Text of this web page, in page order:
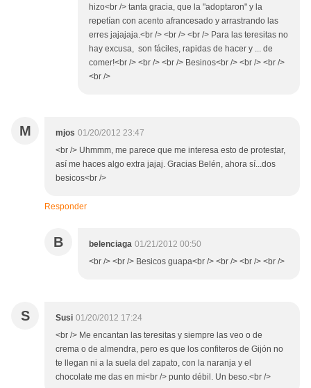
hizo<br /> tanta gracia, que la "adoptaron" y la
repetían con acento afrancesado y arrastrando las
erres jajajaja.<br /> <br /> <br /> Para las teresitas no
hay excusa, son fáciles, rapidas de hacer y ... de
comer!<br /> <br /> <br /> Besinos<br /> <br /> <br />
<br />
M mjos 01/20/2012 23:47
<br /> Uhmmm, me parece que me interesa esto de protestar,
así me haces algo extra jajaj. Gracias Belén, ahora sí...dos
besicos<br />
Responder
B belenciaga 01/21/2012 00:50
<br /> <br /> Besicos guapa<br /> <br /> <br /> <br />
S Susi 01/20/2012 17:24
<br /> Me encantan las teresitas y siempre las veo o de
crema o de almendra, pero es que los confiteros de Gijón no
te llegan ni a la suela del zapato, con la naranja y el
chocolate me das en mi<br /> punto débil. Un beso.<br />